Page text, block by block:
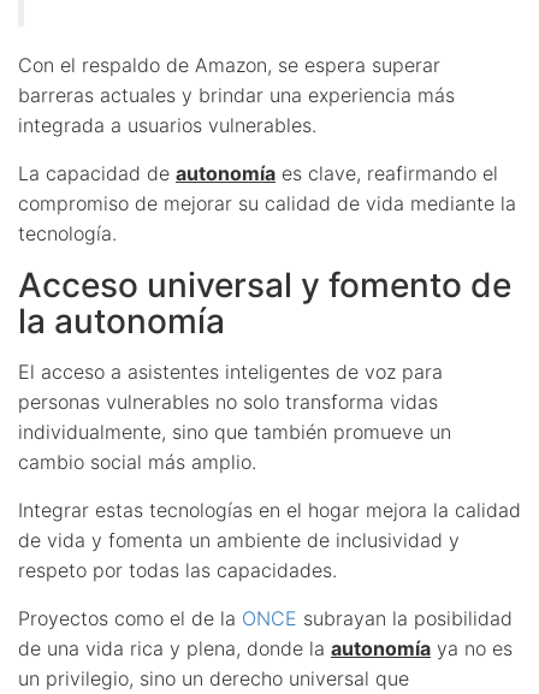
Con el respaldo de Amazon, se espera superar
barreras actuales y brindar una experiencia más
integrada a usuarios vulnerables.
La capacidad de autonomía es clave, reafirmando el
compromiso de mejorar su calidad de vida mediante la
tecnología.
Acceso universal y fomento de
la autonomía
El acceso a asistentes inteligentes de voz para
personas vulnerables no solo transforma vidas
individualmente, sino que también promueve un
cambio social más amplio.
Integrar estas tecnologías en el hogar mejora la calidad
de vida y fomenta un ambiente de inclusividad y
respeto por todas las capacidades.
Proyectos como el de la ONCE subrayan la posibilidad
de una vida rica y plena, donde la autonomía ya no es
un privilegio, sino un derecho universal que